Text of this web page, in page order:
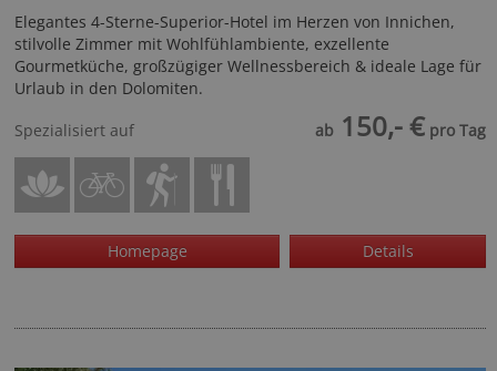
Elegantes 4-Sterne-Superior-Hotel im Herzen von Innichen,
stilvolle Zimmer mit Wohlfühlambiente, exzellente
Gourmetküche, großzügiger Wellnessbereich & ideale Lage für
Urlaub in den Dolomiten.
Spezialisiert auf
ab 150,- € pro Tag
Homepage Details